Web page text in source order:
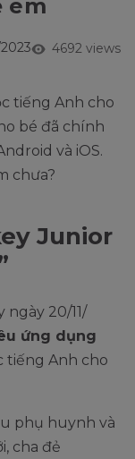
em
4692 views
tiếng Anh cho
bé đã chính
và iOS.
chưa?
Junior
20/11/
ứng dụng
tiếng Anh cho
phụ huynh và
cha đẻ